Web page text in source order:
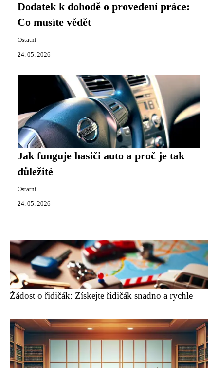
Dodatek k dohodě o provedení práce:
Co musíte vědět
Ostatní
24. 05. 2026
Jak funguje hasiči auto a proč je tak
důležité
Ostatní
24. 05. 2026
Žádost o řidičák: Získejte řidičák snadno a rychle